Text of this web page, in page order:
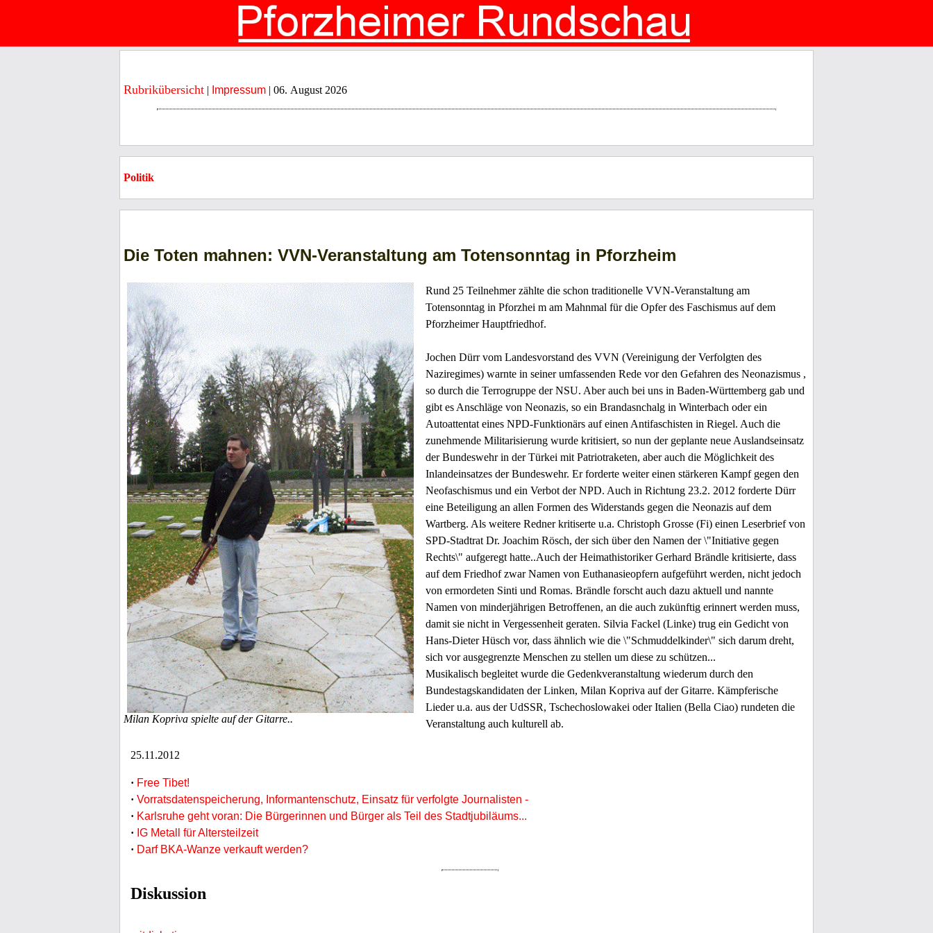
Rubrikübersicht | Impressum | 06. August 2026
Politik
Die Toten mahnen: VVN-Veranstaltung am Totensonntag in Pforzheim
Milan Kopriva spielte auf der Gitarre..
Rund 25 Teilnehmer zählte die schon traditionelle VVN-Veranstaltung am
Totensonntag in Pforzhei m am Mahnmal für die Opfer des Faschismus auf dem
Pforzheimer Hauptfriedhof.
Jochen Dürr vom Landesvorstand des VVN (Vereinigung der Verfolgten des
Naziregimes) warnte in seiner umfassenden Rede vor den Gefahren des Neonazismus ,
so durch die Terrogruppe der NSU. Aber auch bei uns in Baden-Württemberg gab und
gibt es Anschläge von Neonazis, so ein Brandasnchalg in Winterbach oder ein
Autoattentat eines NPD-Funktionärs auf einen Antifaschisten in Riegel. Auch die
zunehmende Militarisierung wurde kritisiert, so nun der geplante neue Auslandseinsatz
der Bundeswehr in der Türkei mit Patriotraketen, aber auch die Möglichkeit des
Inlandeinsatzes der Bundeswehr. Er forderte weiter einen stärkeren Kampf gegen den
Neofaschismus und ein Verbot der NPD. Auch in Richtung 23.2. 2012 forderte Dürr
eine Beteiligung an allen Formen des Widerstands gegen die Neonazis auf dem
Wartberg. Als weitere Redner kritiserte u.a. Christoph Grosse (Fi) einen Leserbrief von
SPD-Stadtrat Dr. Joachim Rösch, der sich über den Namen der \"Initiative gegen
Rechts\" aufgeregt hatte..Auch der Heimathistoriker Gerhard Brändle kritisierte, dass
auf dem Friedhof zwar Namen von Euthanasieopfern aufgeführt werden, nicht jedoch
von ermordeten Sinti und Romas. Brändle forscht auch dazu aktuell und nannte
Namen von minderjährigen Betroffenen, an die auch zukünftig erinnert werden muss,
damit sie nicht in Vergessenheit geraten. Silvia Fackel (Linke) trug ein Gedicht von
Hans-Dieter Hüsch vor, dass ähnlich wie die \"Schmuddelkinder\" sich darum dreht,
sich vor ausgegrenzte Menschen zu stellen um diese zu schützen...
Musikalisch begleitet wurde die Gedenkveranstaltung wiederum durch den
Bundestagskandidaten der Linken, Milan Kopriva auf der Gitarre. Kämpferische
Lieder u.a. aus der UdSSR, Tschechoslowakei oder Italien (Bella Ciao) rundeten die
Veranstaltung auch kulturell ab.
25.11.2012
· Free Tibet!
· Vorratsdatenspeicherung, Informantenschutz, Einsatz für verfolgte Journalisten -
· Karlsruhe geht voran: Die Bürgerinnen und Bürger als Teil des Stadtjubiläums...
· IG Metall für Altersteilzeit
· Darf BKA-Wanze verkauft werden?
Diskussion